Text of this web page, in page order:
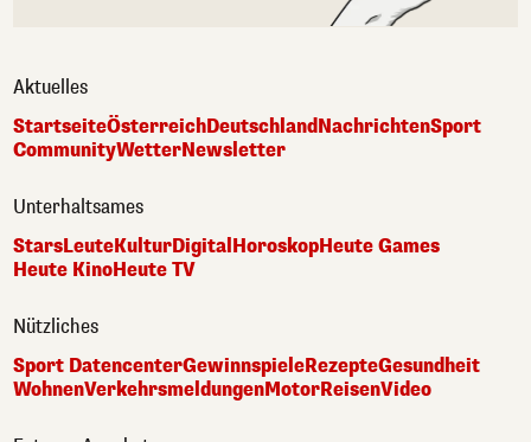
Aktuelles
StartseiteÖsterreichDeutschlandNachrichtenSport
CommunityWetterNewsletter
Unterhaltsames
StarsLeuteKulturDigitalHoroskopHeute Games
Heute KinoHeute TV
Nützliches
Sport DatencenterGewinnspieleRezepteGesundheit
WohnenVerkehrsmeldungenMotorReisenVideo